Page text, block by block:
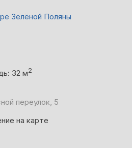
Зелёной Поляны
32 м2
переулок, 5
на карте